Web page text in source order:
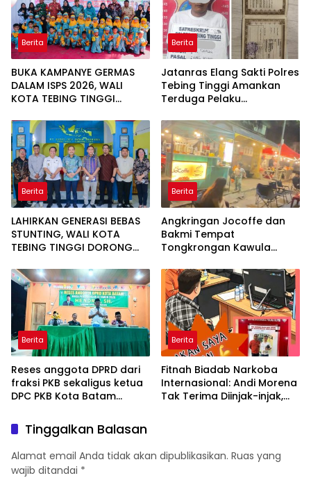
Berita
BUKA KAMPANYE GERMAS
DALAM ISPS 2026, WALI
KOTA TEBING TINGGI
STUNTING
Berita
Jatanras Elang Sakti Polres
Tebing Tinggi Amankan
Terduga Pelaku
Motor
Berita
LAHIRKAN GENERASI BEBAS
STUNTING, WALI KOTA
TEBING TINGGI DORONG
Berita
Angkringan Jocoffe dan
Bakmi Tempat
Tongkrongan Kawula
Pematangsiantar
Berita
Reses anggota DPRD dari
fraksi PKB sekaligus ketua
DPC PKB Kota Batam
usulan Warga Patam
Indah Minta Jalan,
Ambulans, dan Sarana
Olahraga
Berita
Fitnah Biadab Narkoba
Internasional: Andi Morena
Tak Terima Diinjak-injak,
Tinggalkan Balasan
Alamat email Anda tidak akan dipublikasikan. Ruas yang
wajib ditandai *